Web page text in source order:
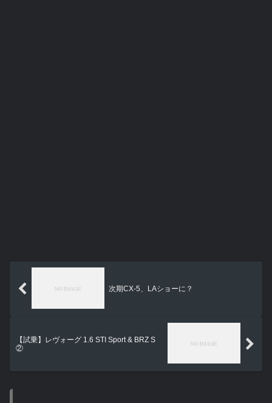
次期CX-5、LAショーに？
【試乗】レヴォーグ 1.6 STI Sport & BRZ S
②